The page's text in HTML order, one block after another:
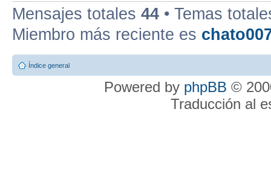
Mensajes totales 44 • Temas
Miembro más reciente es
Índice general
Powered by phpBB ©
Traducción al